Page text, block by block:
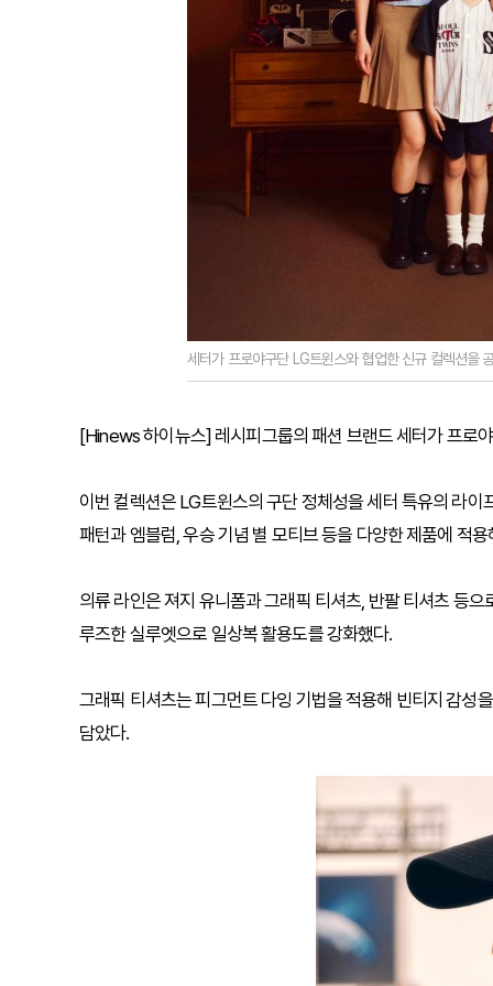
세터가 프로야구단 LG트윈스와 협업한 신규 컬렉션을
[Hinews 하이뉴스] 레시피그룹의 패션 브랜드 세터가 프로
이번 컬렉션은 LG트윈스의 구단 정체성을 세터 특유의 라
패턴과 엠블럼, 우승 기념 별 모티브 등을 다양한 제품에 적
의류 라인은 져지 유니폼과 그래픽 티셔츠, 반팔 티셔츠 등
루즈한 실루엣으로 일상복 활용도를 강화했다.
그래픽 티셔츠는 피그먼트 다잉 기법을 적용해 빈티지 감성
담았다.